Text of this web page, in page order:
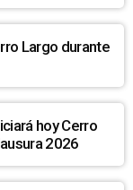
Largo durante
hoy Cerro
2026